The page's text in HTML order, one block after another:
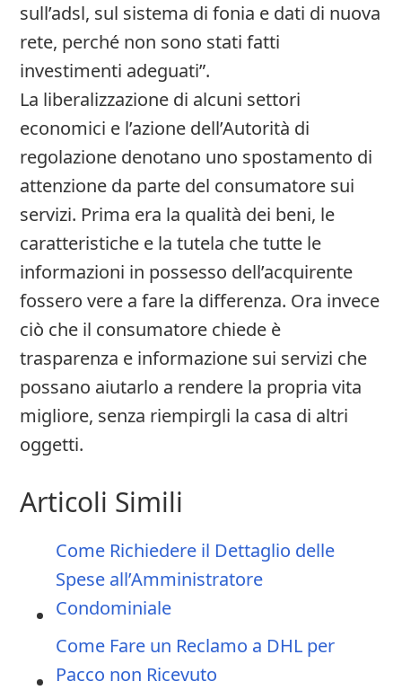
sull’adsl, sul sistema di fonia e dati di nuova
rete, perché non sono stati fatti
investimenti adeguati”.
La liberalizzazione di alcuni settori
economici e l’azione dell’Autorità di
regolazione denotano uno spostamento di
attenzione da parte del consumatore sui
servizi. Prima era la qualità dei beni, le
caratteristiche e la tutela che tutte le
informazioni in possesso dell’acquirente
fossero vere a fare la differenza. Ora invece
ciò che il consumatore chiede è
trasparenza e informazione sui servizi che
possano aiutarlo a rendere la propria vita
migliore, senza riempirgli la casa di altri
oggetti.
Articoli Simili
Come Richiedere il Dettaglio delle
Spese all’Amministratore
Condominiale
Come Fare un Reclamo a DHL per
Pacco non Ricevuto